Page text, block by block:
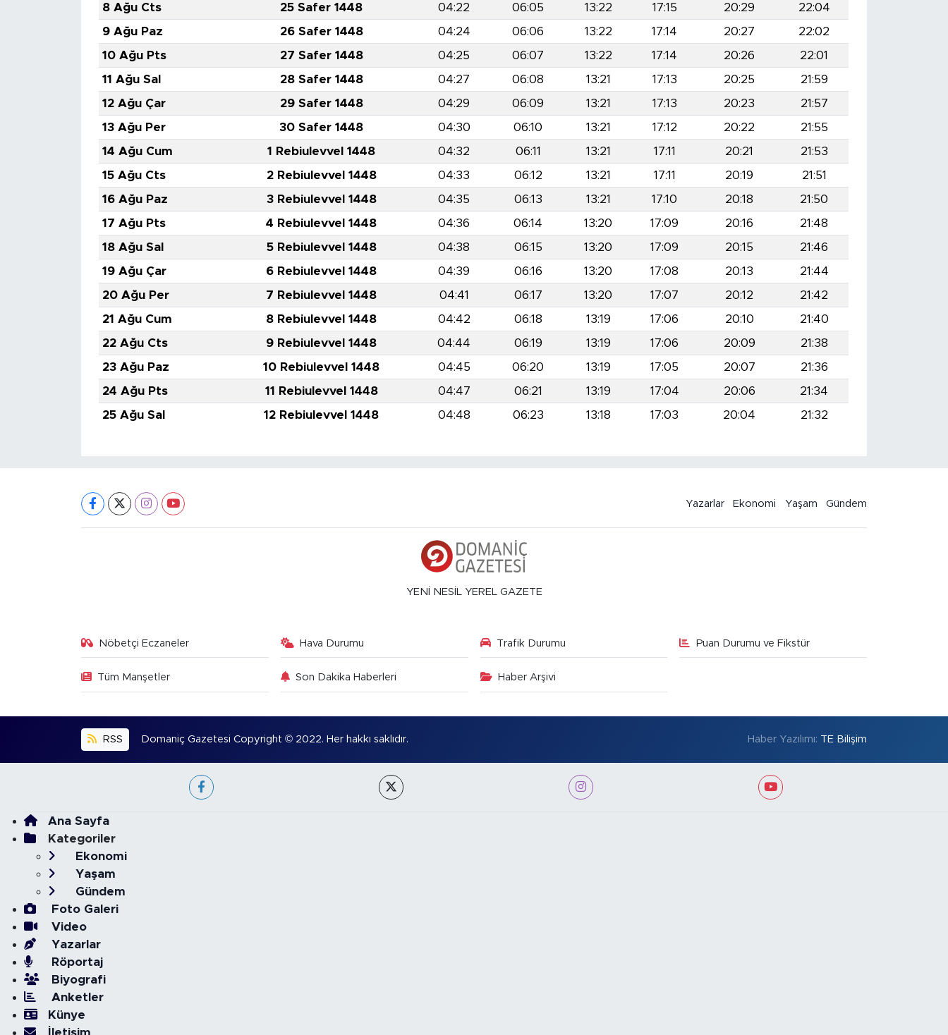
8 Ağu Cts
25 Safer 1448 04:22 06:05 13:22 17:15 20:29
22:04
9 Ağu Paz
26 Safer 1448 04:24 06:06 13:22 17:14 20:27
22:02
10 Ağu Pts
27 Safer 1448 04:25 06:07 13:22 17:14 20:26
22:01
11 Ağu Sal
28 Safer 1448 04:27 06:08 13:21 17:13 20:25
21:59
12 Ağu Çar
29 Safer 1448 04:29 06:09 13:21 17:13 20:23
21:57
13 Ağu Per
30 Safer 1448 04:30 06:10 13:21 17:12 20:22
21:55
14 Ağu Cum
1 Rebiulevvel 1448 04:32 06:11 13:21 17:11 20:21
21:53
15 Ağu Cts
2 Rebiulevvel 1448 04:33 06:12 13:21 17:11 20:19
21:51
16 Ağu Paz
3 Rebiulevvel 1448 04:35 06:13 13:21 17:10 20:18
21:50
17 Ağu Pts
4 Rebiulevvel 1448 04:36 06:14 13:20 17:09 20:16
21:48
18 Ağu Sal
5 Rebiulevvel 1448 04:38 06:15 13:20 17:09 20:15
21:46
19 Ağu Çar
6 Rebiulevvel 1448 04:39 06:16 13:20 17:08 20:13
21:44
20 Ağu Per
7 Rebiulevvel 1448 04:41 06:17 13:20 17:07 20:12
21:42
21 Ağu Cum
8 Rebiulevvel 1448 04:42 06:18 13:19 17:06 20:10
21:40
22 Ağu Cts
9 Rebiulevvel 1448 04:44 06:19 13:19 17:06 20:09
21:38
23 Ağu Paz
10 Rebiulevvel 1448 04:45 06:20 13:19 17:05 20:07
21:36
24 Ağu Pts
11 Rebiulevvel 1448 04:47 06:21 13:19 17:04 20:06
21:34
25 Ağu Sal
12 Rebiulevvel 1448 04:48 06:23 13:18 17:03 20:04 21:32
Yazarlar Ekonomi Yaşam Gündem
YENİ NESİL YEREL GAZETE
Nöbetçi Eczaneler Hava Durumu Trafik Durumu Puan Durumu ve Fikstür
Tüm Manşetler Son Dakika Haberleri Haber Arşivi
RSS Domaniç Gazetesi Copyright © 2022. Her hakkı saklıdır. Haber Yazılımı: TE Bilişim
Ana Sayfa
Kategoriler
Ekonomi
Yaşam
Gündem
Foto Galeri
Video
Yazarlar
Röportaj
Biyografi
Anketler
Künye
İletişim